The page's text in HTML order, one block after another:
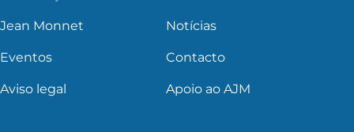
Jean Monnet Notícias
Eventos Contacto
Aviso legal Apoio ao AJM